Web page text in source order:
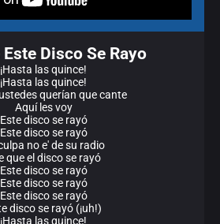
Disco Se Rayo
¡Hasta las quince!
¡Hasta las quince!
querían que cante
Aquí les voy
Este disco se rayó
Este disco se rayó
no e' de su radio
que el disco se rayó
Este disco se rayó
Este disco se rayó
Este disco se rayó
disco se rayó (¡uh!)
¡Hasta las quince!